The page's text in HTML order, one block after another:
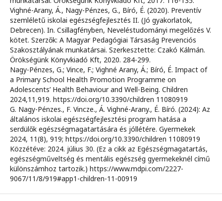
Vighné-Arany, Á., Nagy-Pénzes, G., Bíró, É. (2020). Preventív
szemléletű iskolai egészségfejlesztés II. (Jó gyakorlatok,
Debrecen). In. Csillagfényben, Neveléstudományi megelőzés V.
kötet. Szerzők: A Magyar Pedagógiai Társaság Prevenciós
Szakosztályának munkatársai. Szerkesztette: Czakó Kálmán.
Örökségünk Könyvkiadó Kft, 2020. 284-299.
Nagy-Pénzes, G.; Vince, F.; Vighné Arany, Á.; Bíró, É. Impact of
a Primary School Health Promotion Programme on
Adolescents’ Health Behaviour and Well-Being. Children
2024,11,919. https://doi.org/10.3390/children 11080919
G. Nagy-Pénzes., F. Vincze., Á. Vighné-Arany., É. Bíró. (2024): Az
általános iskolai egészségfejlesztési program hatása a
serdülők egészségmagatartására és jóllétére. Gyermekek
2024, 11(8), 919; https://doi.org/10.3390/children 11080919
Közzétéve: 2024. július 30. (Ez a cikk az Egészségmagatartás,
egészségműveltség és mentális egészség gyermekeknél című
különszámhoz tartozik.) https://www.mdpi.com/2227-
9067/11/8/919#app1-children-11-00919